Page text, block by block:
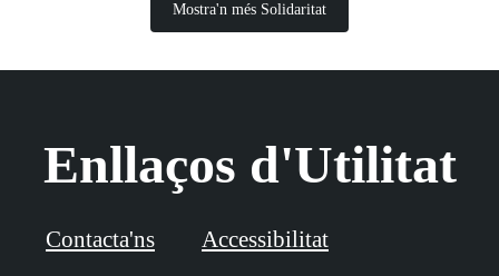
Mostra'n més Solidaritat
Enllaços d'Utilitat
Contacta'ns Accessibilitat